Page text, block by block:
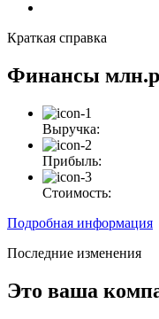
Краткая справка
Финансы
Выручка:
Прибыль:
Стоимость:
Подробная информация
Последние изменения
Это ваша